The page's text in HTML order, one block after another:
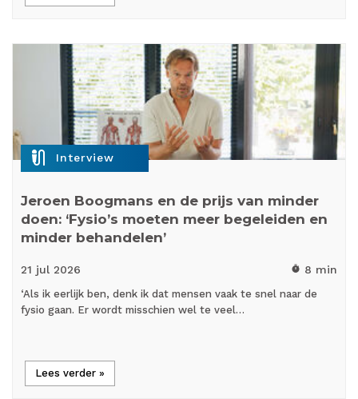
mic_external_on Interview
Jeroen Boogmans en de prijs van minder
doen: ‘Fysio’s moeten meer begeleiden en
minder behandelen’
21 jul 2026 timer 8 min
‘Als ik eerlijk ben, denk ik dat mensen vaak te snel naar de
fysio gaan. Er wordt misschien wel te veel…
Lees verder »